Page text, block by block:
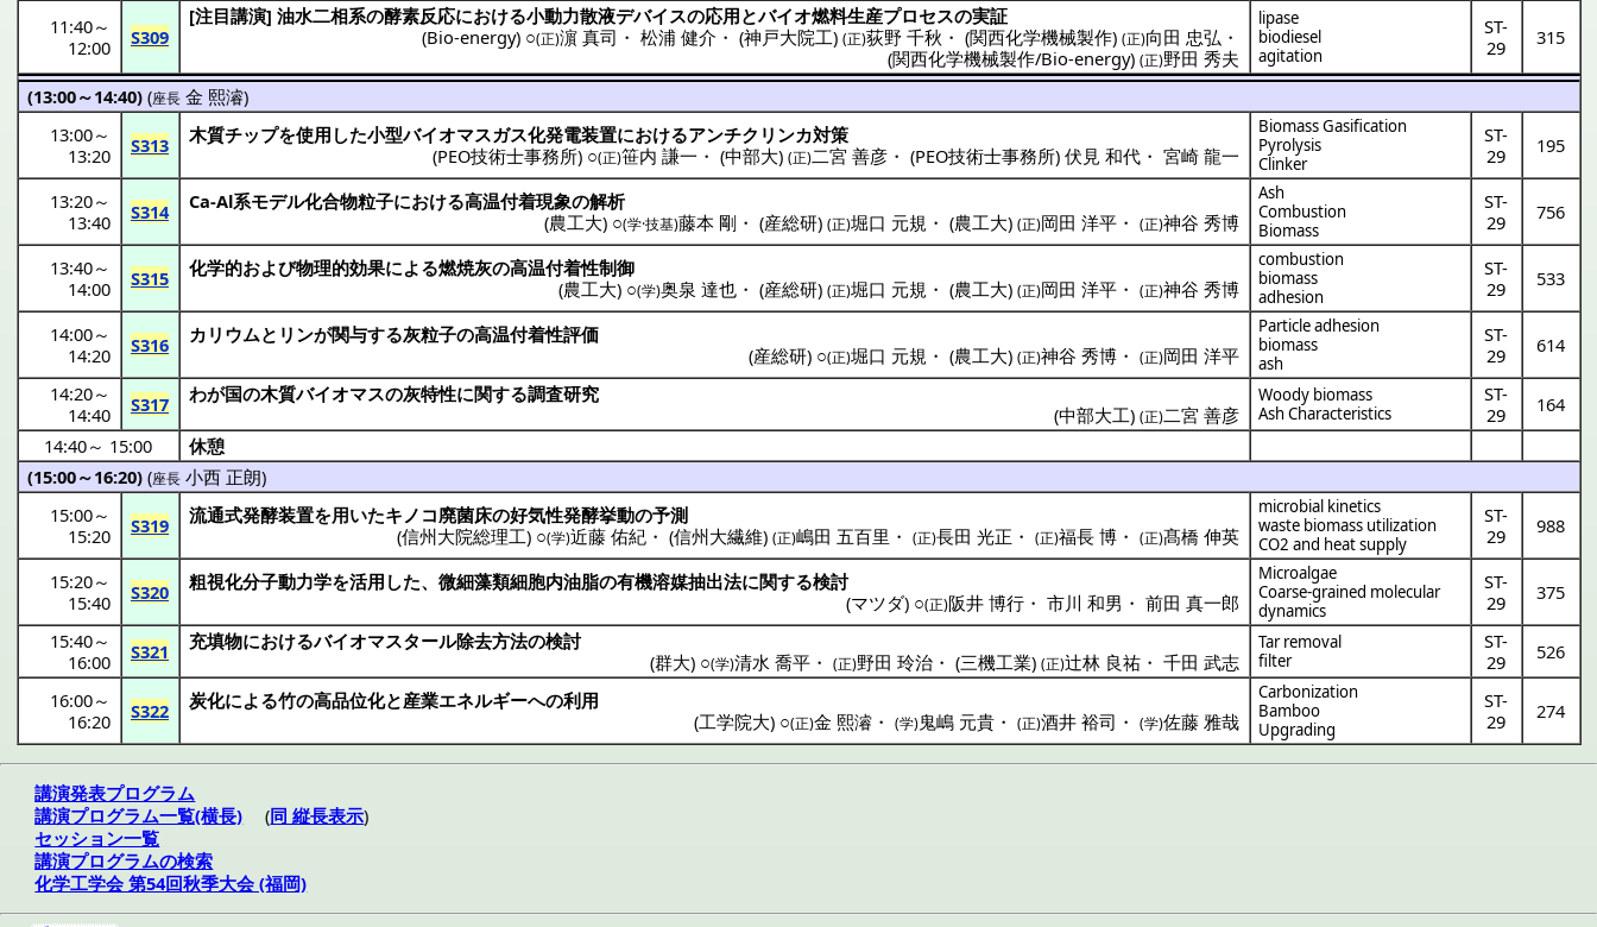
11:40～
12:00
S309
[注目講演] 油水二相系の酵素反応における小動力散液デバイスの応用とバイオ燃料生産プロセスの実証
(Bio-energy) ○(正)濵 真司 ・松浦 健介 ・(神戸大院工)(正)荻野 千秋 ・(関西化学機械製作)(正)向田 忠弘 ・
(関西化学機械製作/Bio-energy)(正)野田 秀夫
lipase
biodiesel
agitation
ST-
29
315
(13:00～14:40)(座長 金 熙濬)
13:00～
13:20
S313 木質チップを使用 した小型バイオマスガス化発電装置におけるアンチクリンカ対策
(PEO技術士事務所) ○(正)笹内 謙一 ・(中部大)(正)二宮 善彦 ・(PEO技術士事務所)伏見 和代 ・宮崎 龍一
Biomass Gasification
Pyrolysis
Clinker
ST-
29
195
13:20～
13:40
S314 Ca-Al系モデル化合物粒子における高温付着現象の解析
(農工大) ○(学·技基)藤本 剛 ・(産総研)(正)堀口 元規 ・(農工大)(正)岡田 洋平 ・(正)神谷 秀博
Ash
Combustion
Biomass
ST-
29
756
13:40～
14:00
S315 化学的および物理的効果による燃焼灰の高温付着性制御
(農工大) ○(学)奥泉 達也 ・(産総研)(正)堀口 元規 ・(農工大)(正)岡田 洋平 ・(正)神谷 秀博
combustion
biomass
adhesion
ST-
29
533
14:00～
14:20
S316 カリウムと リンが関与する灰粒子の高温付着性評価
(産総研) ○(正)堀口 元規 ・(農工大)(正)神谷 秀博 ・(正)岡田 洋平
Particle adhesion
biomass
ash
ST-
29
614
14:20～
14:40
S317 わが国の木質バイオマスの灰特性に関する調査研究
(中部大工)(正)二宮 善彦
Woody biomass
Ash Characteristics
ST-
29
164
14:40～ 15:00
休憩
(15:00～16:20)(座長 小西 正朗)
15:00～
15:20
S319 流通式発酵装置を用いたキノコ廃菌床の好気性発酵挙動の予測
(信州大院総理工) ○(学)近藤 佑紀 ・(信州大繊維)(正)嶋田 五百里 ・(正)長田 光正 ・(正)福長 博 ・(正)髙橋 伸英
microbial kinetics
waste biomass utilization
CO2 and heat supply
ST-
29
988
15:20～
15:40
S320 粗視化分子動力学を活用 した、 微細藻類細胞内油脂の有機溶媒抽出法に関する検討
(マツダ) ○(正)阪井 博行 ・市川 和男 ・前田 真一郎
Microalgae
Coarse-grained molecular
dynamics
ST-
29
375
15:40～
16:00
S321 充填物におけるバイオマスタール除去方法の検討
(群大) ○(学)清水 喬平 ・(正)野田 玲治 ・(三機工業)(正)辻林 良祐 ・千田 武志
Tar removal
filter
ST-
29
526
16:00～
16:20
S322 炭化による竹の高品位化と産業エネルギーへの利用
(工学院大) ○(正)金 熙濬 ・(学)鬼嶋 元貴 ・(正)酒井 裕司 ・(学)佐藤 雅哉
Carbonization
Bamboo
Upgrading
ST-
29
274
講演発表プログラム
講演プログラム一覧(横長) (同 縦長表示)
セッション一覧
講演プログラムの検索
化学工学会 第54回秋季大会 (福岡)